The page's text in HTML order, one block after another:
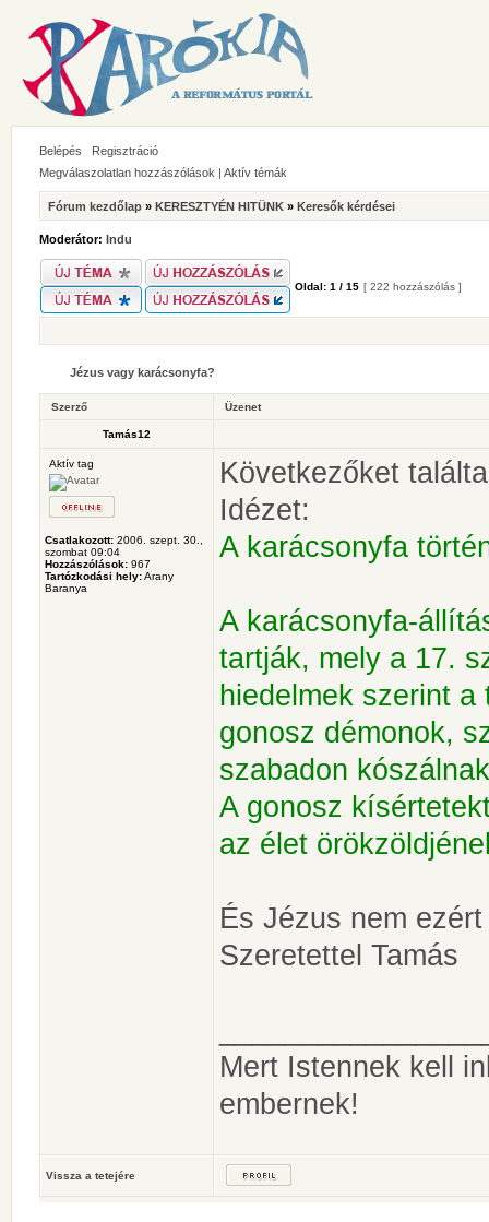
Belépés
Regisztráció
Megválaszolatlan hozzászólások | Aktív témák
Fórum kezdőlap » KERESZTYÉN HITÜNK » Keresők kérdései
Moderátor: Indu
Oldal: 1 / 15 [ 222 hozzászólás ]
Jézus vagy karácsonyfa?
Szerző Üzenet
Tamás12
Aktív tag
Csatlakozott: 2006. szept. 30.,
szombat 09:04
Hozzászólások: 967
Tartózkodási hely:Arany
Baranya
Következőket
Idézet:
A karácsonyfa
A karácsonyfa-
tartják, mely a 17.
hiedelmek szerint a
gonosz démonok,
szabadon
A gonosz
az élet
És Jézus nem
Szeretettel Tamás
Mert Istennek kell
embernek!
Vissza a tetejére